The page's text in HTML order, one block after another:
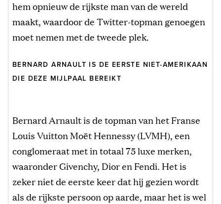
hem opnieuw de rijkste man van de wereld
maakt, waardoor de Twitter-topman genoegen
moet nemen met de tweede plek.
BERNARD ARNAULT IS DE EERSTE NIET-AMERIKAAN
DIE DEZE MIJLPAAL BEREIKT
Bernard Arnault is de topman van het Franse
Louis Vuitton Moët Hennessy (LVMH), een
conglomeraat met in totaal 75 luxe merken,
waaronder Givenchy, Dior en Fendi. Het is
zeker niet de eerste keer dat hij gezien wordt
als de rijkste persoon op aarde, maar het is wel